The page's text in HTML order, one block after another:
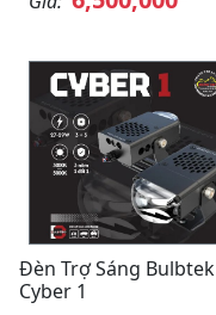
Đèn Trợ Sáng Bulbtek
Cyber 1